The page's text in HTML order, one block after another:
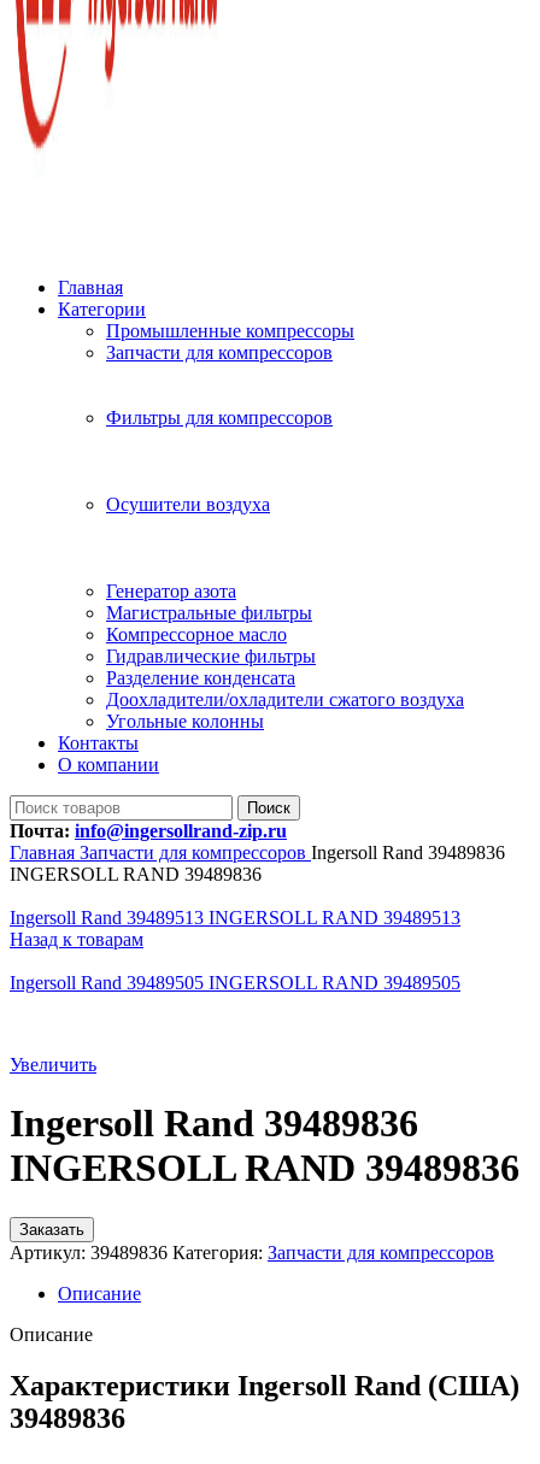
Главная
Категории
Промышленные компрессоры
Запчасти для компрессоров
Фильтры для компрессоров
Осушители воздуха
Генератор азота
Магистральные фильтры
Компрессорное масло
Гидравлические фильтры
Разделение конденсата
Доохладители/охладители сжатого воздуха
Угольные колонны
Контакты
О компании
Поиск
Почта: info@ingersollrand-zip.ru
Главная Запчасти для компрессоров Ingersoll Rand 39489836
INGERSOLL RAND 39489836
Ingersoll Rand 39489513 INGERSOLL RAND 39489513
Назад к товарам
Ingersoll Rand 39489505 INGERSOLL RAND 39489505
Увеличить
Ingersoll Rand 39489836
INGERSOLL RAND 39489836
Заказать
Артикул: 39489836 Категория: Запчасти для компрессоров
Описание
Описание
Характеристики Ingersoll Rand (США)
39489836